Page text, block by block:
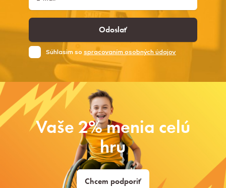
Odoslať
Súhlasim so spracovaním osobných údajov
Vaše 2% menia celú
hru
Chcem podporiť